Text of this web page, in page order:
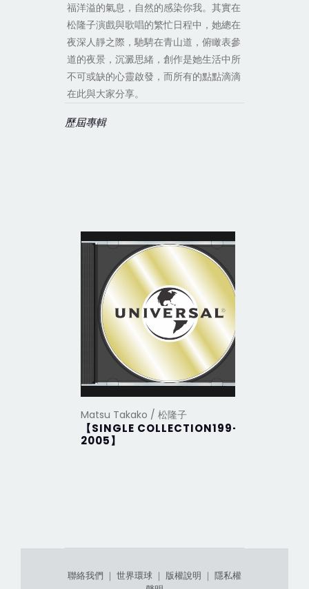
福洋溢的氣息，自然的感染你我。其實在
松隆子演戲與歌唱的繁忙日程中，她總在
夜深人靜之際，馳騁在青山道，俯瞰表參
道的夜景，沉澱思緒，創作是她生活中所
不可或缺的心靈啟發，而所有的點點滴滴
在此與大家分享。
歷屆專輯
Matsu Takako / 松隆子
【SINGLE COLLECTION199-
2005】
聯絡我們 ｜ 世界環球 ｜ 版權說明 ｜ 隱私權